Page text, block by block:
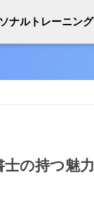
ナルトレーニング
の持つ魅力